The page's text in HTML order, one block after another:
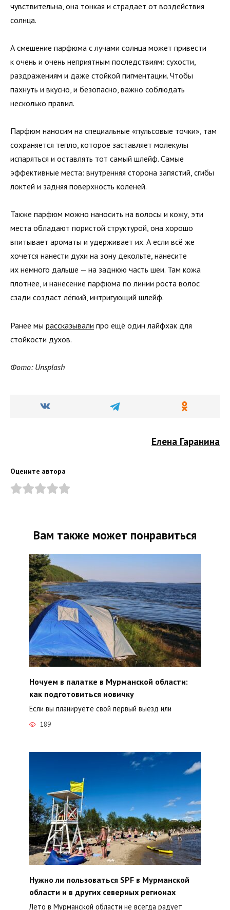
чувствительна, она тонкая и страдает от воздействия
солнца.
А смешение парфюма с лучами солнца может привести
к очень и очень неприятным последствиям: сухости,
раздражениям и даже стойкой пигментации. Чтобы
пахнуть и вкусно, и безопасно, важно соблюдать
несколько правил.
Парфюм наносим на специальные «пульсовые точки», там
сохраняется тепло, которое заставляет молекулы
испаряться и оставлять тот самый шлейф. Самые
эффективные места: внутренняя сторона запястий, сгибы
локтей и задняя поверхность коленей.
Также парфюм можно наносить на волосы и кожу, эти
места обладают пористой структурой, она хорошо
впитывает ароматы и удерживает их. А если всё же
хочется нанести духи на зону декольте, нанесите
их немного дальше — на заднюю часть шеи. Там кожа
плотнее, и нанесение парфюма по линии роста волос
сзади создаст лёгкий, интригующий шлейф.
Ранее мы рассказывали про ещё один лайфхак для
стойкости духов.
Фото: Unsplash
Елена Гаранина
Оцените автора
Вам также может понравиться
Ночуем в палатке в Мурманской области:
как подготовиться новичку
Если вы планируете свой первый выезд или
189
Нужно ли пользоваться SPF в Мурманской
области и в других северных регионах
Лето в Мурманской области не всегда радует